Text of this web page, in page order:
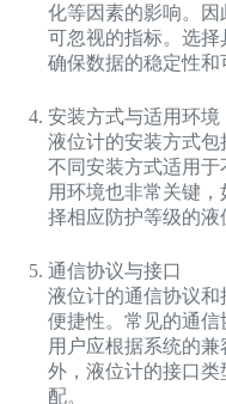
化等因素的影响。
可忽视的指标。选
确保数据的稳定性和
安装方式与适用环境
液位计的安装方式包
不同安装方式适用
用环境也非常关键
择相应防护等级的液
通信协议与接口
液位计的通信协议
便捷性。常见的通信
用户应根据系统的
外，液位计的接口类
配。